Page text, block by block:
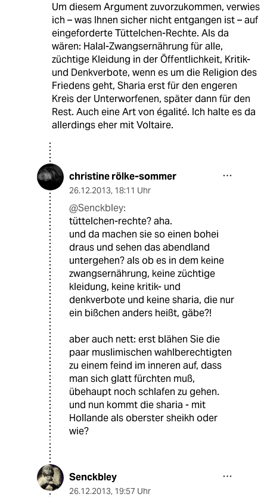
Um diesem Argument zuvorzukommen, verwies
ich – was Ihnen sicher nicht entgangen ist – auf
eingeforderte Tüttelchen-Rechte. Als da
wären: Halal-Zwangsernährung für alle,
züchtige Kleidung in der Öffentlichkeit, Kritik-
und Denkverbote, wenn es um die Religion des
Friedens geht, Sharia erst für den engeren
Kreis der Unterworfenen, später dann für den
Rest. Auch eine Art von égalité. Ich halte es da
allerdings eher mit Voltaire.
christine rölke-sommer
26.12.2013, 18:11 Uhr
@Senckbley:
tüttelchen-rechte? aha.
und da machen sie so einen bohei
draus und sehen das abendland
untergehen? als ob es in dem keine
zwangsernährung, keine züchtige
kleidung, keine kritik- und
denkverbote und keine sharia, die nur
ein bißchen anders heißt, gäbe?!
aber auch nett: erst blähen Sie die
paar muslimischen wahlberechtigten
zu einem feind im inneren auf, dass
man sich glatt fürchten muß,
übehaupt noch schlafen zu gehen.
und nun kommt die sharia - mit
Hollande als oberster sheikh oder
wie?
Senckbley
26.12.2013, 19:57 Uhr